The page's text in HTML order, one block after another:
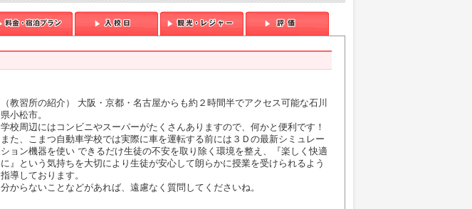
（教習所の紹介） 大阪・京都・名古屋からも約２時間半でアクセス可能な石川
県小松市。
学校周辺にはコンビニやスーパーがたくさんありますので、何かと便利です！
また、こまつ自動車学校では実際に車を運転する前には３Ｄの最新シミュレー
ション機器を使い できるだけ生徒の不安を取り除く環境を整え、『楽しく快適
に』という気持ちを大切により生徒が安心して朗らかに授業を受けられるよう
指導しております。
分からないことなどがあれば、遠慮なく質問してくださいね。